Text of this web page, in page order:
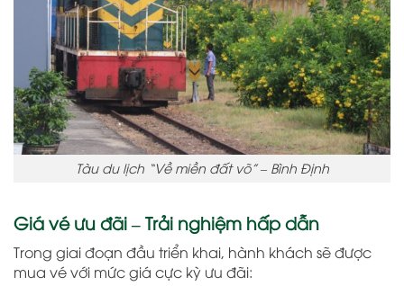
Tàu du lịch “Về miền đất võ” – Bình Định
Giá vé ưu đãi – Trải nghiệm hấp dẫn
Trong giai đoạn đầu triển khai, hành khách sẽ được
mua vé với mức giá cực kỳ ưu đãi: